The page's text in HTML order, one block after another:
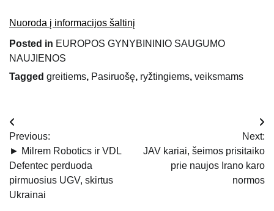
Nuoroda į informacijos šaltinį
Posted in EUROPOS GYNYBININIO SAUGUMO
NAUJIENOS
Tagged greitiems, Pasiruošę, ryžtingiems, veiksmams
Navigacija
tarp
įrašų
Previous:
► Milrem Robotics ir VDL
Defentec perduoda
pirmuosius UGV, skirtus
Ukrainai
Next:
JAV kariai, šeimos prisitaiko
prie naujos Irano karo
normos